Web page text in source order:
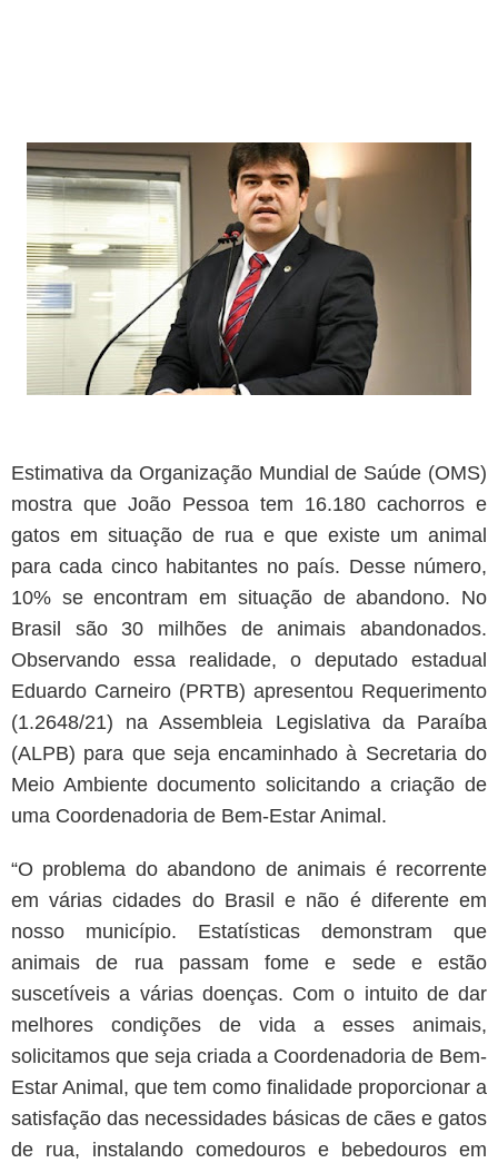
Pedra da Boca vira passarela para desfile de moda autoral na Paraíba
Jul 08, 2026
Reis e Rainhas do forró serão homenageados no São Pedro de Caiçara
ExpoSerra Araruna 2026 acontecerá de 10 a 12 de julho
Ago 07, 2026
Polícia Federal cumpre operação contra fabricação de cédulas falsas
no Brejo paraibano
Estimativa da Organização Mundial de Saúde (OMS)
mostra que João Pessoa tem 16.180 cachorros e
gatos em situação de rua e que existe um animal
para cada cinco habitantes no país. Desse número,
10% se encontram em situação de abandono. No
Brasil são 30 milhões de animais abandonados.
Observando essa realidade, o deputado estadual
Eduardo Carneiro (PRTB) apresentou Requerimento
(1.2648/21) na Assembleia Legislativa da Paraíba
(ALPB) para que seja encaminhado à Secretaria do
Meio Ambiente documento solicitando a criação de
uma Coordenadoria de Bem-Estar Animal.
“O problema do abandono de animais é recorrente
em várias cidades do Brasil e não é diferente em
nosso município. Estatísticas demonstram que
animais de rua passam fome e sede e estão
suscetíveis a várias doenças. Com o intuito de dar
melhores condições de vida a esses animais,
solicitamos que seja criada a Coordenadoria de Bem-
Estar Animal, que tem como finalidade proporcionar a
satisfação das necessidades básicas de cães e gatos
de rua, instalando comedouros e bebedouros em